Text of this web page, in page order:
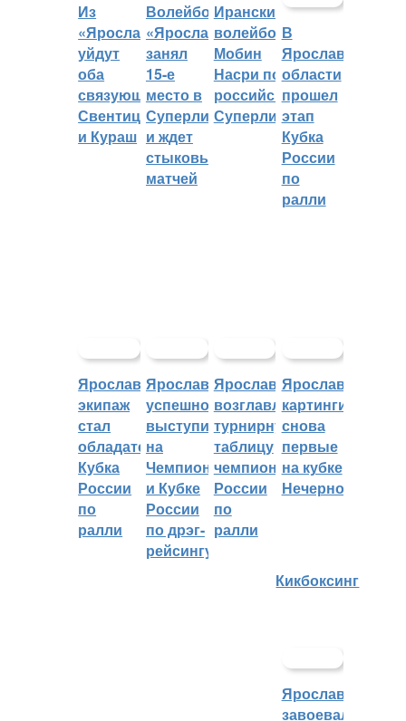
Из
«Ярославича»
уйдут
оба
связующих:
Свентицкис
и Кураш
Волейбольный
«Ярославич»
занял
15-е
место в
Суперлиге
и ждет
стыковых
матчей
Иранский
волейболист
Мобин
Насри покинет
российскую
Суперлигу
В
Ярославской
области
прошел
этап
Кубка
России
по
ралли
Ярославский
экипаж
стал
обладателем
Кубка
России
по
ралли
Ярославцы
успешно
выступили
на
Чемпионате
и Кубке
России
по дрэг-
рейсингу
Ярославцы
возглавляют
турнирную
таблицу
чемпионата
России
по
ралли
Ярославские
картингисты
снова
первые
на кубке
Нечерноземья
Кикбоксинг
Ярославцы
завоевали